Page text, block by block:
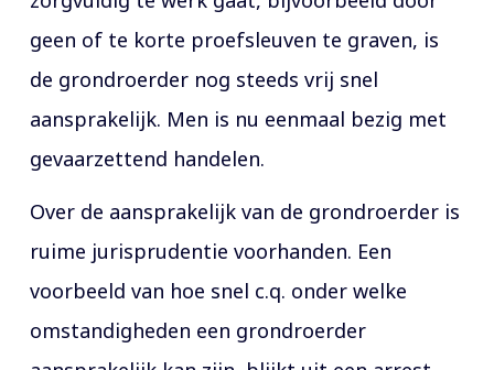
geen of te korte proefsleuven te graven, is
de grondroerder nog steeds vrij snel
aansprakelijk. Men is nu eenmaal bezig met
gevaarzettend handelen.
Over de aansprakelijk van de grondroerder is
ruime jurisprudentie voorhanden. Een
voorbeeld van hoe snel c.q. onder welke
omstandigheden een grondroerder